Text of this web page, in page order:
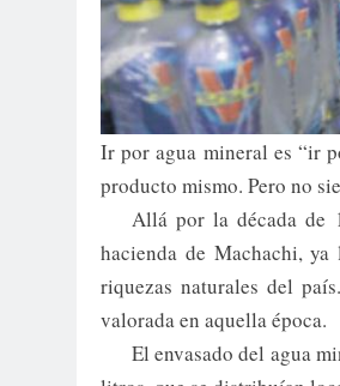
Ir por agua mineral es “ir
producto mismo. Pero no
Allá por la década de
hacienda de Machachi,
riquezas naturales del
valorada en aquella época.
El envasado del agua